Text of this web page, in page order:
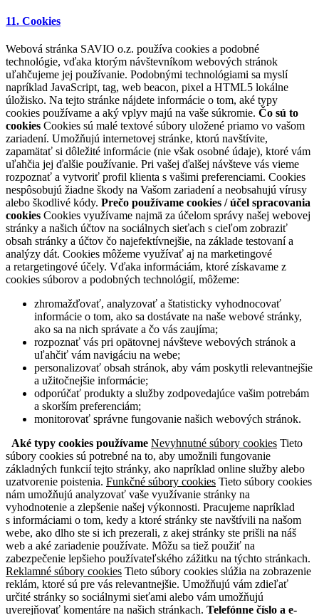
11. Cookies
Webová stránka SAVIO o.z. používa cookies a podobné
technológie, vďaka ktorým návštevníkom webových stránok
uľahčujeme jej používanie. Podobnými technológiami sa myslí
napríklad JavaScript, tag, web beacon, pixel a HTML5 lokálne
úložisko. Na tejto stránke nájdete informácie o tom, aké typy
cookies používame a aký vplyv majú na vaše súkromie. Čo sú to
cookies Cookies sú malé textové súbory uložené priamo vo vašom
zariadení. Umožňujú internetovej stránke, ktorú navštívite,
zapamätať si dôležité informácie (nie však osobné údaje), ktoré vám
uľahčia jej ďalšie používanie. Pri vašej ďalšej návšteve vás vieme
rozpoznať a vytvoriť profil klienta s vašimi preferenciami. Cookies
nespôsobujú žiadne škody na Vašom zariadení a neobsahujú vírusy
alebo škodlivé kódy. Prečo používame cookies / účel spracovania
cookies Cookies využívame najmä za účelom správy našej webovej
stránky a našich účtov na sociálnych sieťach s cieľom zobraziť
obsah stránky a účtov čo najefektívnejšie, na základe testovaní a
analýzy dát. Cookies môžeme využívať aj na marketingové
a retargetingové účely. Vďaka informáciám, ktoré získavame z
cookies súborov a podobných technológií, môžeme:
zhromažďovať, analyzovať a štatisticky vyhodnocovať
informácie o tom, ako sa dostávate na naše webové stránky,
ako sa na nich správate a čo vás zaujíma;
rozpoznať vás pri opätovnej návšteve webových stránok a
uľahčiť vám navigáciu na webe;
personalizovať obsah stránok, aby vám poskytli relevantnejšie
a užitočnejšie informácie;
odporúčať produkty a služby zodpovedajúce vašim potrebám
a skorším preferenciám;
monitorovať správne fungovanie našich webových stránok.
Aké typy cookies používame Nevyhnutné súbory cookies Tieto
súbory cookies sú potrebné na to, aby umožnili fungovanie
základných funkcií tejto stránky, ako napríklad online služby alebo
uzatvorenie poistenia. Funkčné súbory cookies Tieto súbory cookies
nám umožňujú analyzovať vaše využívanie stránky na
vyhodnotenie a zlepšenie našej výkonnosti. Pracujeme napríklad
s informáciami o tom, kedy a ktoré stránky ste navštívili na našom
webe, ako dlho ste si ich prezerali, z akej stránky ste prišli na náš
web a aké zariadenie používate. Môžu sa tiež použiť na
zabezpečenie lepšieho používateľského zážitku na týchto stránkach.
Reklamné súbory cookies Tieto súbory cookies slúžia na zobrazenie
reklám, ktoré sú pre vás relevantnejšie. Umožňujú vám zdieľať
určité stránky so sociálnymi sieťami alebo vám umožňujú
uverejňovať komentáre na našich stránkach. Telefónne číslo a e-